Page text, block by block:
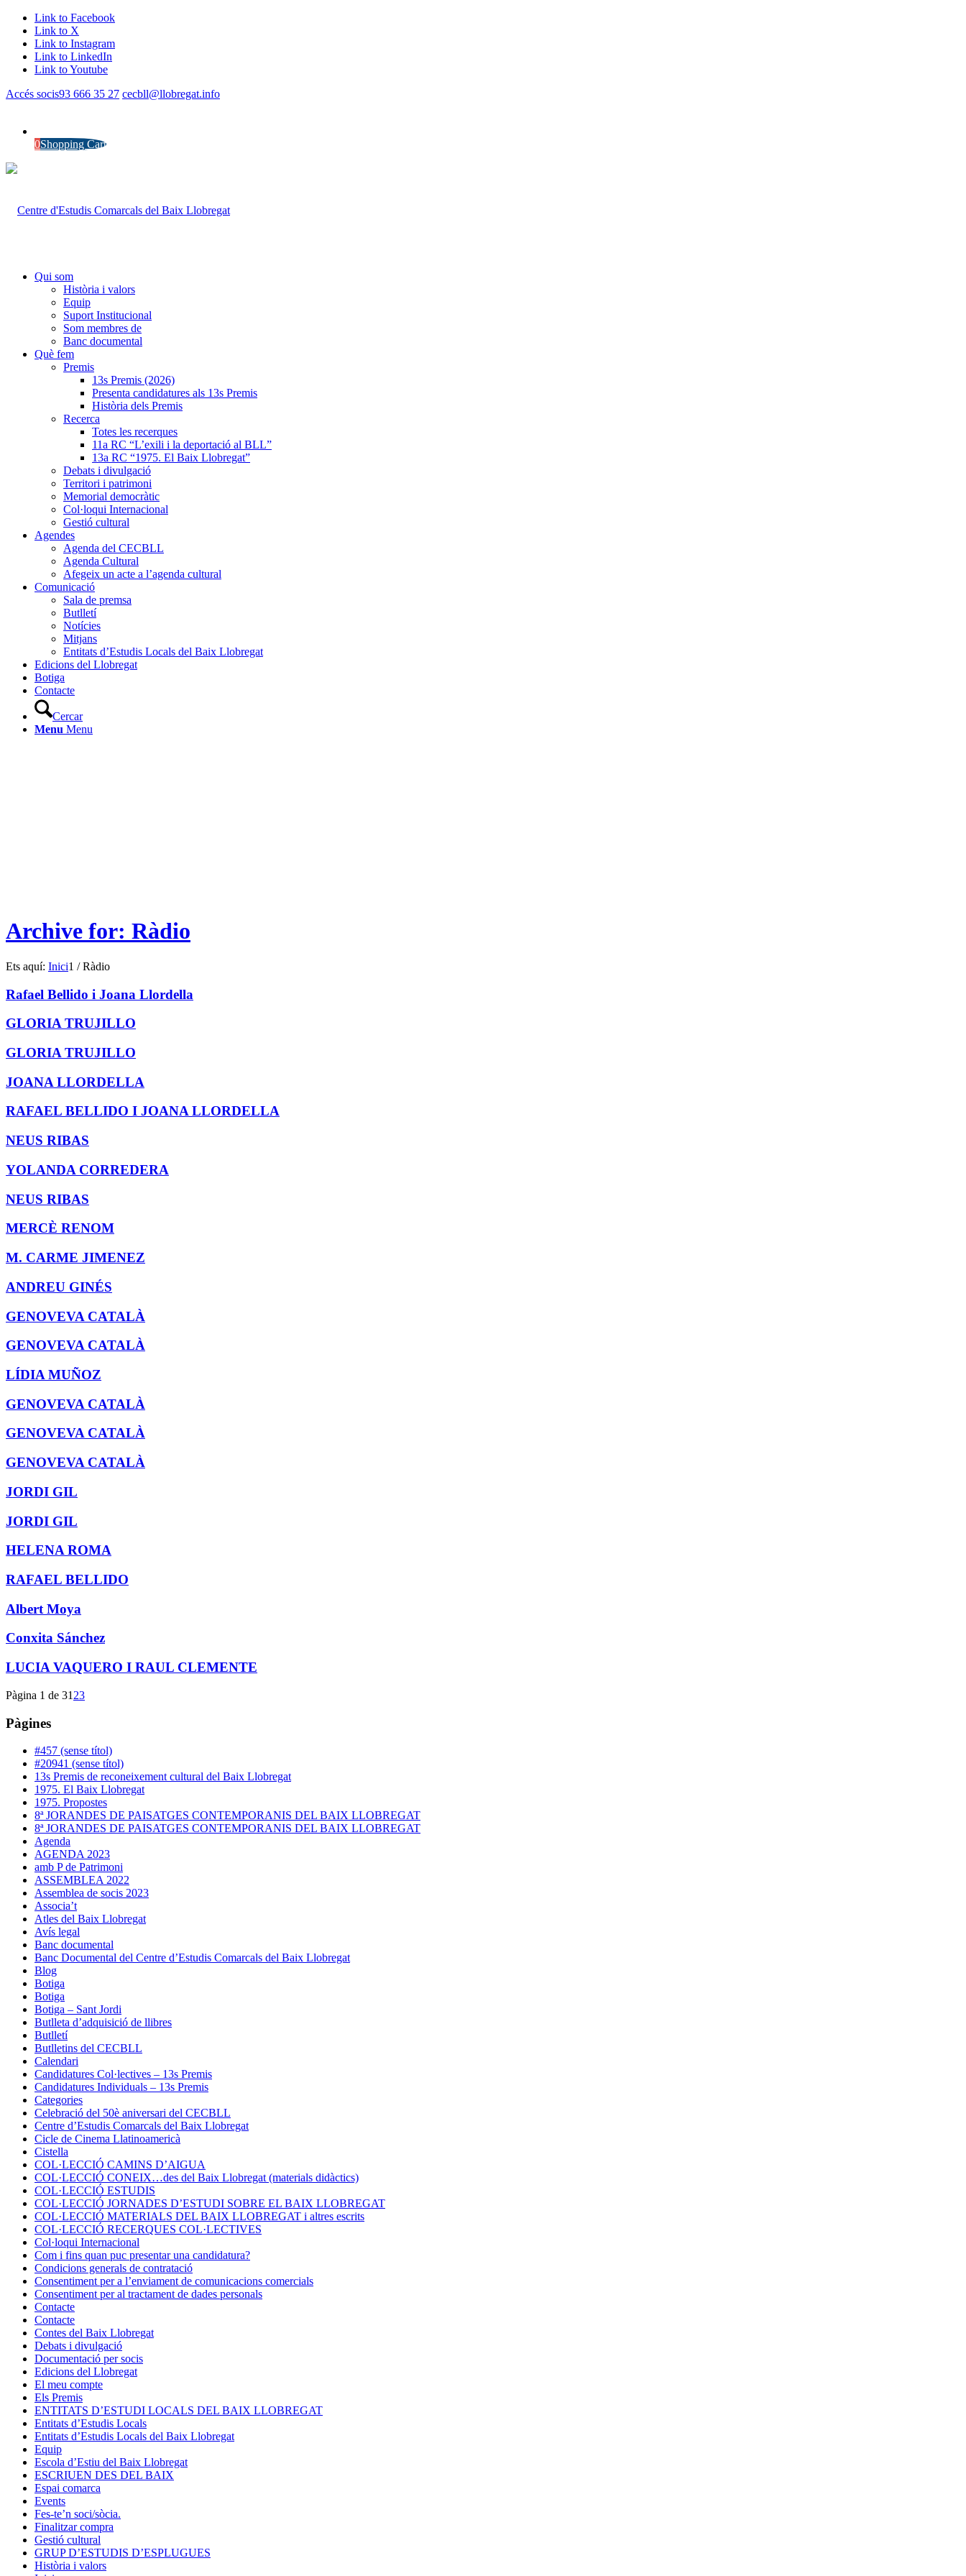
Link to Facebook
Link to X
Link to Instagram
Link to LinkedIn
Link to Youtube
Accés socis93 666 35 27 cecbll@llobregat.info
0Shopping Cart
Qui som
Història i valors
Equip
Suport Institucional
Som membres de
Banc documental
Què fem
Premis
13s Premis (2026)
Presenta candidatures als 13s Premis
Història dels Premis
Recerca
Totes les recerques
11a RC “L’exili i la deportació al BLL”
13a RC “1975. El Baix Llobregat”
Debats i divulgació
Territori i patrimoni
Memorial democràtic
Col·loqui Internacional
Gestió cultural
Agendes
Agenda del CECBLL
Agenda Cultural
Afegeix un acte a l’agenda cultural
Comunicació
Sala de premsa
Butlletí
Notícies
Mitjans
Entitats d’Estudis Locals del Baix Llobregat
Edicions del Llobregat
Botiga
Contacte
Cercar
Menu Menu
Archive for: Ràdio
Ets aquí: Inici1 / Ràdio
Rafael Bellido i Joana Llordella
GLORIA TRUJILLO
GLORIA TRUJILLO
JOANA LLORDELLA
RAFAEL BELLIDO I JOANA LLORDELLA
NEUS RIBAS
YOLANDA CORREDERA
NEUS RIBAS
MERCÈ RENOM
M. CARME JIMENEZ
ANDREU GINÉS
GENOVEVA CATALÀ
GENOVEVA CATALÀ
LÍDIA MUÑOZ
GENOVEVA CATALÀ
GENOVEVA CATALÀ
GENOVEVA CATALÀ
JORDI GIL
JORDI GIL
HELENA ROMA
RAFAEL BELLIDO
Albert Moya
Conxita Sánchez
LUCIA VAQUERO I RAUL CLEMENTE
Pàgina 1 de 31 23
Pàgines
#457 (sense títol)
#20941 (sense títol)
13s Premis de reconeixement cultural del Baix Llobregat
1975. El Baix Llobregat
1975. Propostes
8ª JORANDES DE PAISATGES CONTEMPORANIS DEL BAIX LLOBREGAT
8ª JORANDES DE PAISATGES CONTEMPORANIS DEL BAIX LLOBREGAT
Agenda
AGENDA 2023
amb P de Patrimoni
ASSEMBLEA 2022
Assemblea de socis 2023
Associa’t
Atles del Baix Llobregat
Avís legal
Banc documental
Banc Documental del Centre d’Estudis Comarcals del Baix Llobregat
Blog
Botiga
Botiga
Botiga – Sant Jordi
Butlleta d’adquisició de llibres
Butlletí
Butlletins del CECBLL
Calendari
Candidatures Col·lectives – 13s Premis
Candidatures Individuals – 13s Premis
Categories
Celebració del 50è aniversari del CECBLL
Centre d’Estudis Comarcals del Baix Llobregat
Cicle de Cinema Llatinoamericà
Cistella
COL·LECCIÓ CAMINS D’AIGUA
COL·LECCIÓ CONEIX…des del Baix Llobregat (materials didàctics)
COL·LECCIÓ ESTUDIS
COL·LECCIÓ JORNADES D’ESTUDI SOBRE EL BAIX LLOBREGAT
COL·LECCIÓ MATERIALS DEL BAIX LLOBREGAT i altres escrits
COL·LECCIÓ RECERQUES COL·LECTIVES
Col·loqui Internacional
Com i fins quan puc presentar una candidatura?
Condicions generals de contratació
Consentiment per a l’enviament de comunicacions comercials
Consentiment per al tractament de dades personals
Contacte
Contacte
Contes del Baix Llobregat
Debats i divulgació
Documentació per socis
Edicions del Llobregat
El meu compte
Els Premis
ENTITATS D’ESTUDI LOCALS DEL BAIX LLOBREGAT
Entitats d’Estudis Locals
Entitats d’Estudis Locals del Baix Llobregat
Equip
Escola d’Estiu del Baix Llobregat
ESCRIUEN DES DEL BAIX
Espai comarca
Events
Fes-te’n soci/sòcia.
Finalitzar compra
Gestió cultural
GRUP D’ESTUDIS D’ESPLUGUES
Història i valors